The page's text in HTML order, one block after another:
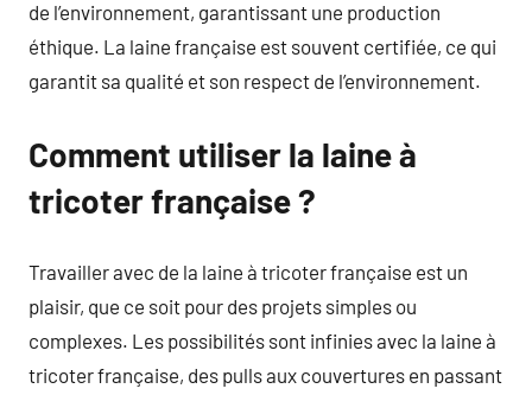
de l’environnement, garantissant une production
éthique. La laine française est souvent certifiée, ce qui
garantit sa qualité et son respect de l’environnement.
Comment utiliser la laine à
tricoter française ?
Travailler avec de la laine à tricoter française est un
plaisir, que ce soit pour des projets simples ou
complexes. Les possibilités sont infinies avec la laine à
tricoter française, des pulls aux couvertures en passant